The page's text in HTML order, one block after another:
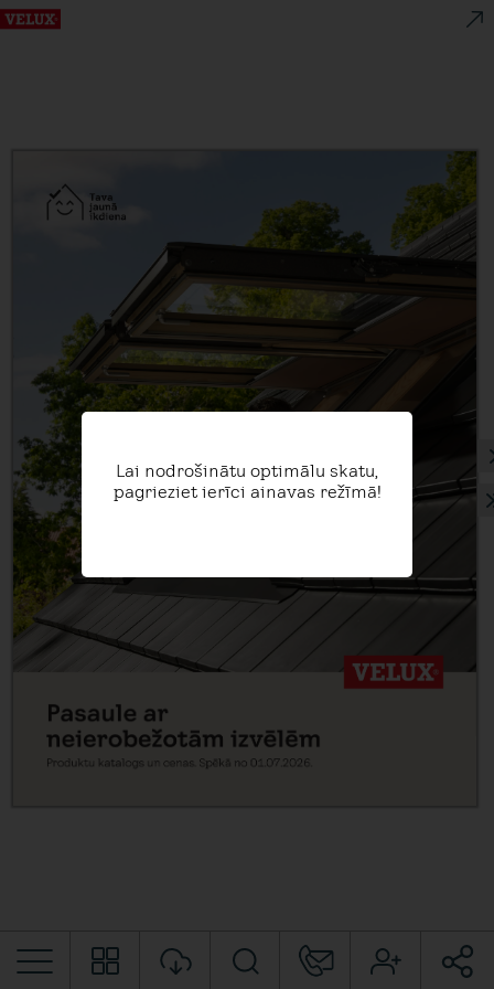
Lai nodrošinātu optimālu skatu,
pagrieziet ierīci ainavas režīmā!